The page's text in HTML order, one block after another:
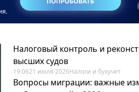
Налоговый контроль и
высших судов
19:0621 июля 2026Налоги и бухучет
Вопросы миграции: важные